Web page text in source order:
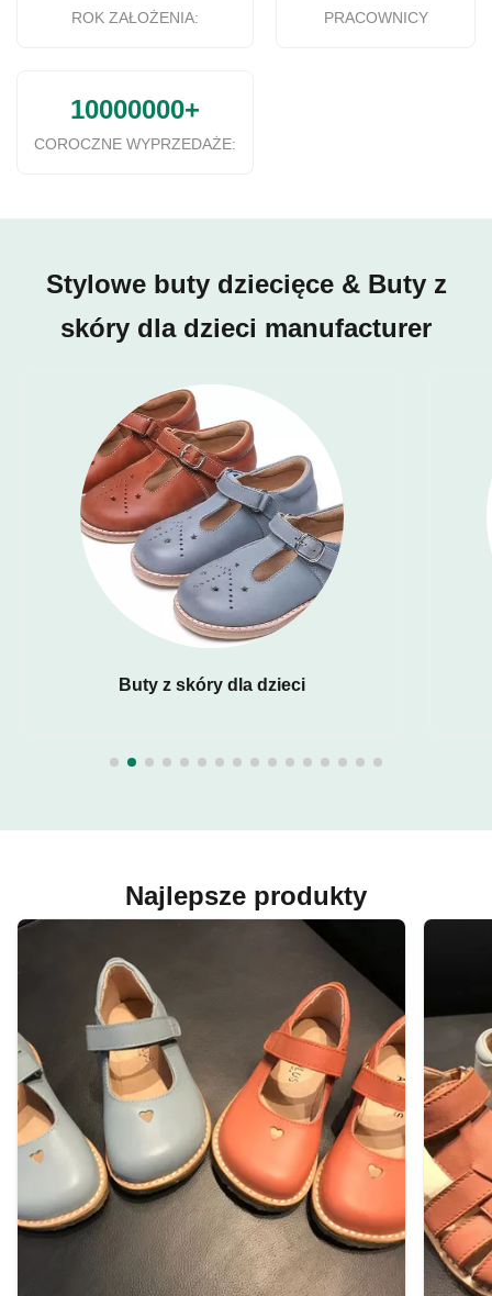
ROK ZAŁOŻENIA: PRACOWNICY
10000000+
COROCZNE WYPRZEDAŻE:
Stylowe buty dziecięce & Buty z
skóry dla dzieci manufacturer
Buty z skóry dla dzieci
Najlepsze produkty